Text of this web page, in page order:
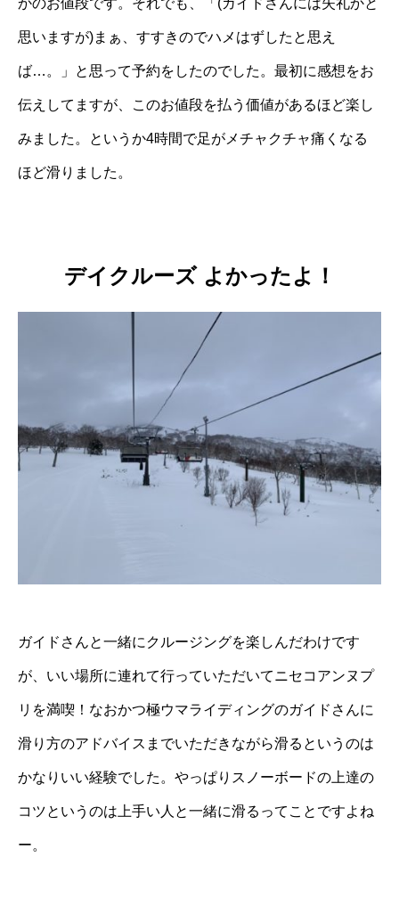
かのお値段です。それでも、「(ガイドさんには失礼かと
思いますが)まぁ、すすきのでハメはずしたと思え
ば…。」と思って予約をしたのでした。最初に感想をお
伝えしてますが、このお値段を払う価値があるほど楽し
みました。というか4時間で足がメチャクチャ痛くなる
ほど滑りました。
デイクルーズ よかったよ！
ガイドさんと一緒にクルージングを楽しんだわけです
が、いい場所に連れて行っていただいてニセコアンヌプ
リを満喫！なおかつ極ウマライディングのガイドさんに
滑り方のアドバイスまでいただきながら滑るというのは
かなりいい経験でした。やっぱりスノーボードの上達の
コツというのは上手い人と一緒に滑るってことですよね
ー。